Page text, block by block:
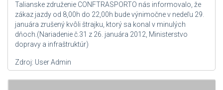
Talianske združenie CONFTRASPORTO nás informovalo, že
zákaz jazdy od 8,00h do 22,00h bude výnimočne v nedeľu 29.
januára zrušený kvôli štrajku, ktorý sa konal v minulých
dňoch.(Nariadenie č.31 z 26. januára 2012, Ministerstvo
dopravy a infraštruktúr)
Zdroj: User Admin